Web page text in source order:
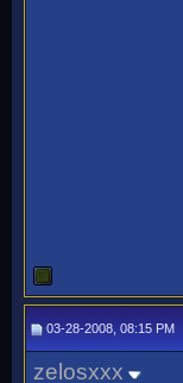
03-28-2008, 08:15 PM
zelosxxx